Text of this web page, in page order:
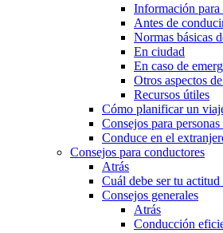
Información para
Antes de
Normas básicas
En ciudad
En caso de
Otros aspectos
Recursos útiles
Cómo planificar un
Consejos para
Conduce en el
Consejos para conductores
Atrás
Cuál debe ser tu
Consejos generales
Atrás
Conducción